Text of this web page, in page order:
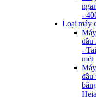
-
Loại máy
đầu
-
mét
đầu